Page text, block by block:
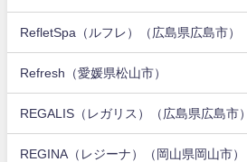
RefletSpa（ルフレ）（広島県広島市）
Refresh（愛媛県松山市）
REGALIS（レガリス）（広島県広島市）
REGINA（レジーナ）（岡山県岡山市）